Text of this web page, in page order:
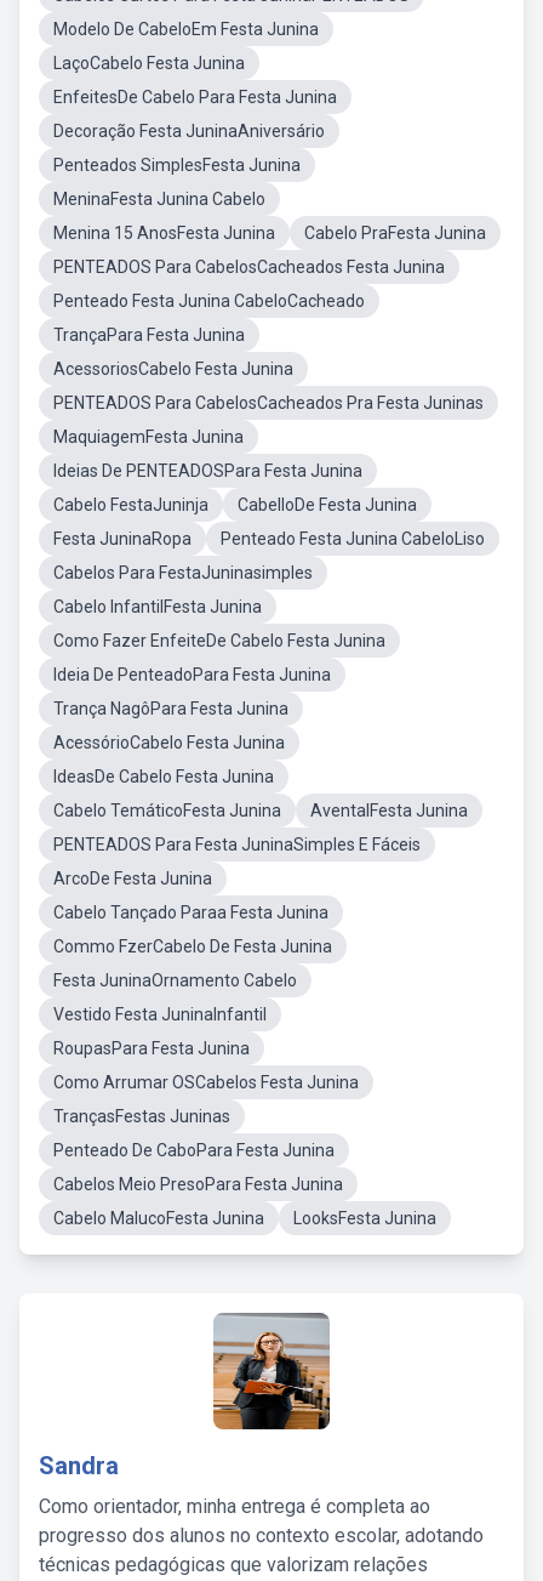
Modelo De CabeloEm Festa Junina
LaçoCabelo Festa Junina
EnfeitesDe Cabelo Para Festa Junina
Decoração Festa JuninaAniversário
Penteados SimplesFesta Junina
MeninaFesta Junina Cabelo
Menina 15 AnosFesta Junina
Cabelo PraFesta Junina
PENTEADOS Para CabelosCacheados Festa Junina
Penteado Festa Junina CabeloCacheado
TrançaPara Festa Junina
AcessoriosCabelo Festa Junina
PENTEADOS Para CabelosCacheados Pra Festa Juninas
MaquiagemFesta Junina
Ideias De PENTEADOSPara Festa Junina
Cabelo FestaJuninja
CabelloDe Festa Junina
Festa JuninaRopa
Penteado Festa Junina CabeloLiso
Cabelos Para FestaJuninasimples
Cabelo InfantilFesta Junina
Como Fazer EnfeiteDe Cabelo Festa Junina
Ideia De PenteadoPara Festa Junina
Trança NagôPara Festa Junina
AcessórioCabelo Festa Junina
IdeasDe Cabelo Festa Junina
Cabelo TemáticoFesta Junina
AventalFesta Junina
PENTEADOS Para Festa JuninaSimples E Fáceis
ArcoDe Festa Junina
Cabelo Tançado Paraa Festa Junina
Commo FzerCabelo De Festa Junina
Festa JuninaOrnamento Cabelo
Vestido Festa JuninaInfantil
RoupasPara Festa Junina
Como Arrumar OSCabelos Festa Junina
TrançasFestas Juninas
Penteado De CaboPara Festa Junina
Cabelos Meio PresoPara Festa Junina
Cabelo MalucoFesta Junina
LooksFesta Junina
Sandra
Como orientador, minha entrega é completa ao
progresso dos alunos no contexto escolar, adotando
técnicas pedagógicas que valorizam relações